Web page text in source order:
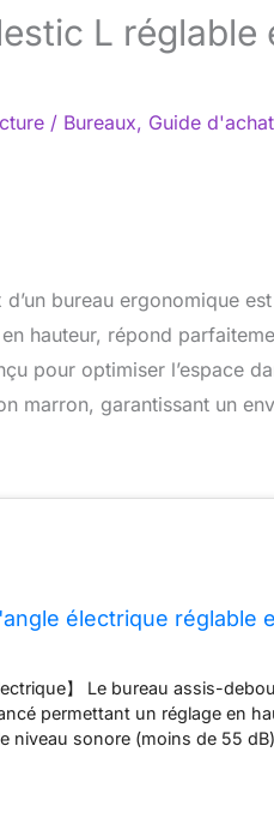
L réglable
/ Bureaux, Guide
bureau ergonomique
hauteur, répond
pour optimiser l’espace
marron, garantissant un
électrique réglable
】 Le bureau assis-
permettant un réglage en
niveau sonore (moins de 55
grâce aux 3 boutons de